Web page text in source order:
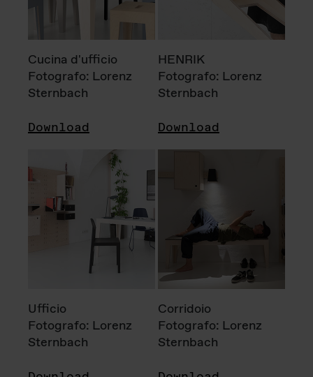
Cucina d'ufficio
Fotografo: Lorenz
Sternbach
Download
HENRIK
Fotografo: Lorenz
Sternbach
Download
Ufficio
Fotografo: Lorenz
Sternbach
Corridoio
Fotografo: Lorenz
Sternbach